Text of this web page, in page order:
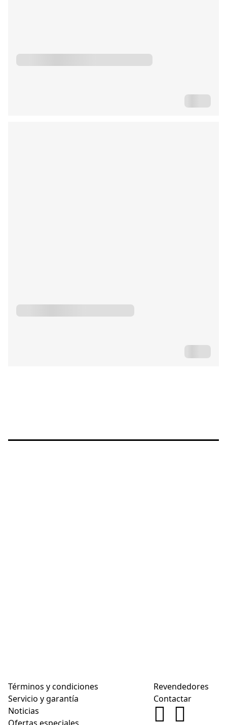
Términos y condiciones
Servicio y garantía
Noticias
Revendedores
Contactar